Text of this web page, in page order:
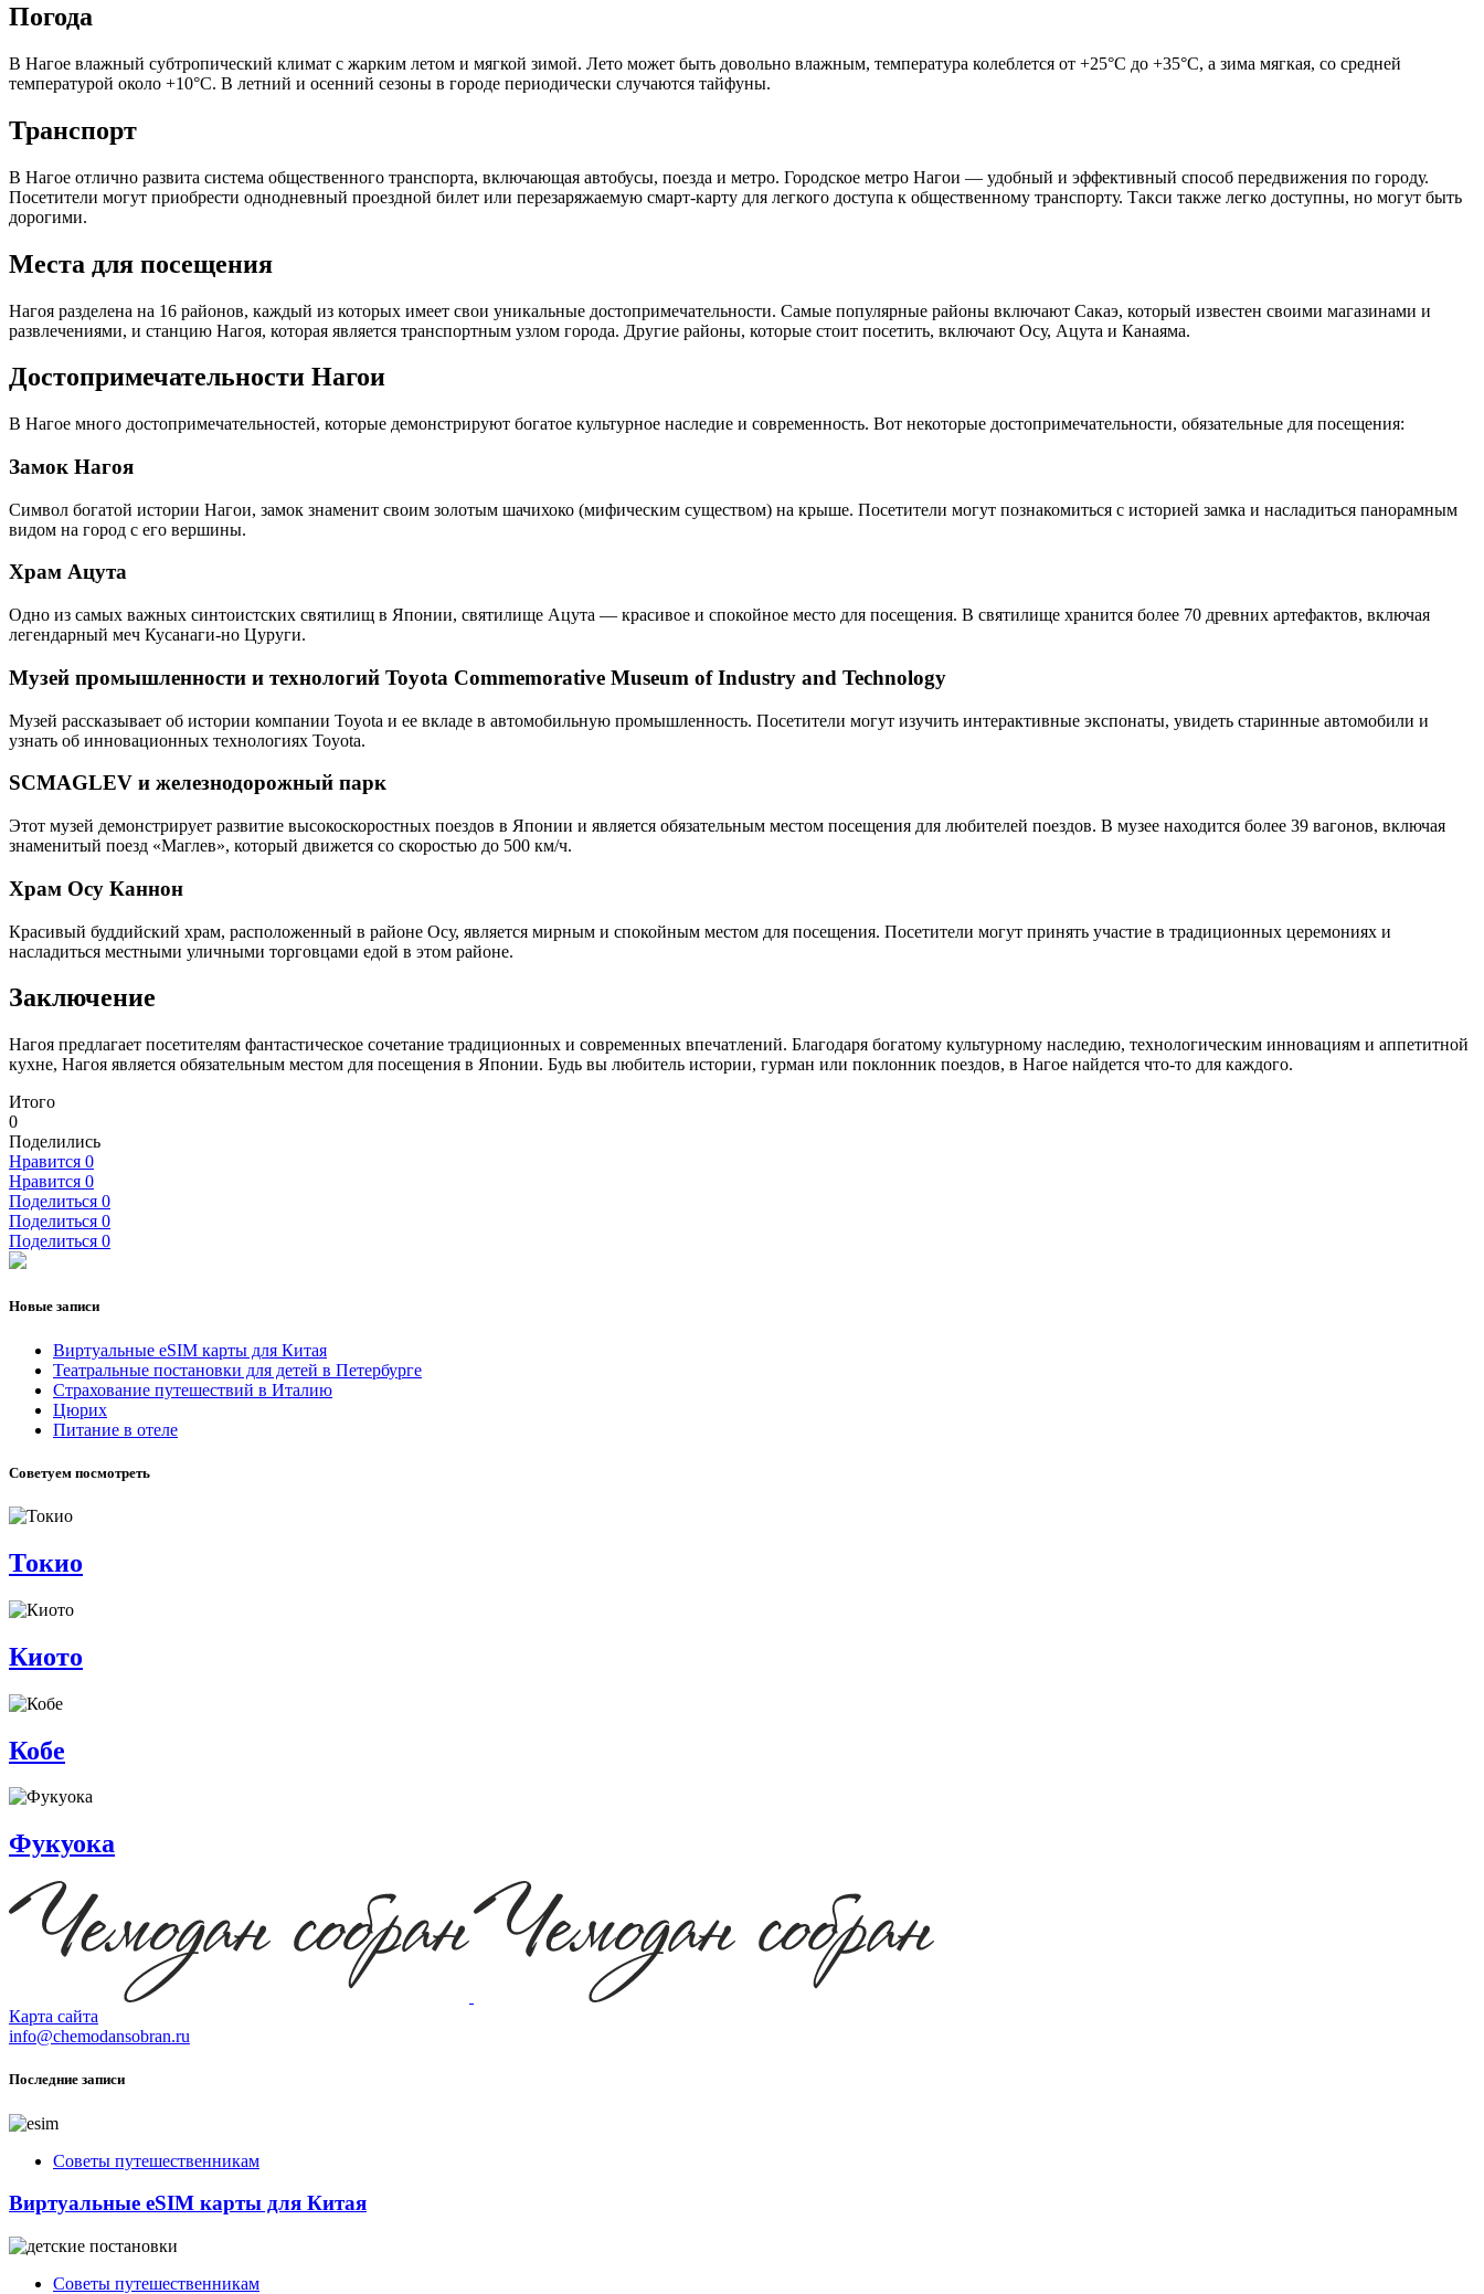
Погода
В Нагое влажный субтропический климат с жарким летом и мягкой зимой. Лето может быть довольно влажным, температура колеблется от +25°C до +35°C, а зима мягкая, со средней
температурой около +10°C. В летний и осенний сезоны в городе периодически случаются тайфуны.
Транспорт
В Нагое отлично развита система общественного транспорта, включающая автобусы, поезда и метро. Городское метро Нагои — удобный и эффективный способ передвижения по городу.
Посетители могут приобрести однодневный проездной билет или перезаряжаемую смарт-карту для легкого доступа к общественному транспорту. Такси также легко доступны, но могут быть
дорогими.
Места для посещения
Нагоя разделена на 16 районов, каждый из которых имеет свои уникальные достопримечательности. Самые популярные районы включают Сакаэ, который известен своими магазинами и
развлечениями, и станцию Нагоя, которая является транспортным узлом города. Другие районы, которые стоит посетить, включают Осу, Ацута и Канаяма.
Достопримечательности Нагои
В Нагое много достопримечательностей, которые демонстрируют богатое культурное наследие и современность. Вот некоторые достопримечательности, обязательные для посещения:
Замок Нагоя
Символ богатой истории Нагои, замок знаменит своим золотым шачихоко (мифическим существом) на крыше. Посетители могут познакомиться с историей замка и насладиться панорамным
видом на город с его вершины.
Храм Ацута
Одно из самых важных синтоистских святилищ в Японии, святилище Ацута — красивое и спокойное место для посещения. В святилище хранится более 70 древних артефактов, включая
легендарный меч Кусанаги-но Цуруги.
Музей промышленности и технологий Toyota Commemorative Museum of Industry and Technology
Музей рассказывает об истории компании Toyota и ее вкладе в автомобильную промышленность. Посетители могут изучить интерактивные экспонаты, увидеть старинные автомобили и
узнать об инновационных технологиях Toyota.
SCMAGLEV и железнодорожный парк
Этот музей демонстрирует развитие высокоскоростных поездов в Японии и является обязательным местом посещения для любителей поездов. В музее находится более 39 вагонов, включая
знаменитый поезд «Маглев», который движется со скоростью до 500 км/ч.
Храм Осу Каннон
Красивый буддийский храм, расположенный в районе Осу, является мирным и спокойным местом для посещения. Посетители могут принять участие в традиционных церемониях и
насладиться местными уличными торговцами едой в этом районе.
Заключение
Нагоя предлагает посетителям фантастическое сочетание традиционных и современных впечатлений. Благодаря богатому культурному наследию, технологическим инновациям и аппетитной
кухне, Нагоя является обязательным местом для посещения в Японии. Будь вы любитель истории, гурман или поклонник поездов, в Нагое найдется что-то для каждого.
Итого
0
Поделились
Нравится 0
Нравится 0
Поделиться 0
Поделиться 0
Поделиться 0
Новые записи
Виртуальные eSIM карты для Китая
Театральные постановки для детей в Петербурге
Страхование путешествий в Италию
Цюрих
Питание в отеле
Советуем посмотреть
Токио
Киото
Кобе
Фукуока
Карта сайта
info@chemodansobran.ru
Последние записи
Советы путешественникам
Виртуальные eSIM карты для Китая
Советы путешественникам